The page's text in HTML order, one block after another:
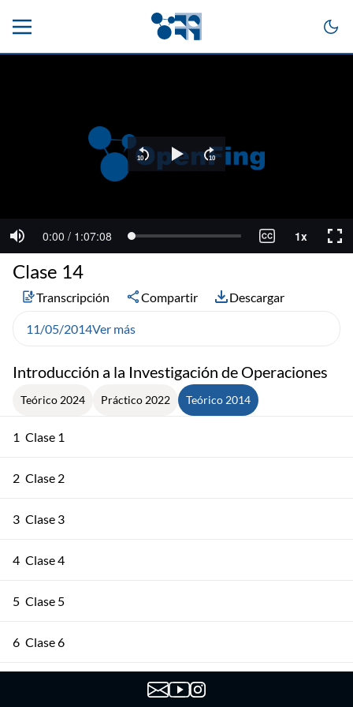
Introducción a la Investigación de Operaciones
Teórico 2024 Práctico 2022 Teórico 2014
1 Clase 1
2 Clase 2
3 Clase 3
4 Clase 4
5 Clase 5
6 Clase 6
Clase 14
Transcripción Compartir Descargar
11/05/2014Ver más